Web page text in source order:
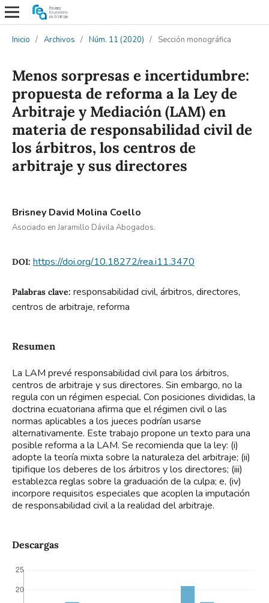
Inicio / Archivos / Núm. 11 (2020) / Sección monográfica
Menos sorpresas e incertidumbre:
propuesta de reforma a la Ley de
Arbitraje y Mediación (LAM) en
materia de responsabilidad civil de
los árbitros, los centros de
arbitraje y sus directores
Brisney David Molina Coello
Asociado en Jaramillo Dávila Abogados.
DOI: https://doi.org/10.18272/rea.i11.3470
Palabras clave: responsabilidad civil, árbitros, directores,
centros de arbitraje, reforma
Resumen
La LAM prevé responsabilidad civil para los árbitros,
centros de arbitraje y sus directores. Sin embargo, no la
regula con un régimen especial. Con posiciones divididas, la
doctrina ecuatoriana afirma que el régimen civil o las
normas aplicables a los jueces podrían usarse
alternativamente. Este trabajo propone un texto para una
posible reforma a la LAM. Se recomienda que la ley: (i)
adopte la teoría mixta sobre la naturaleza del arbitraje; (ii)
tipifique los deberes de los árbitros y los directores; (iii)
establezca reglas sobre la graduación de la culpa; e, (iv)
incorpore requisitos especiales que acoplen la imputación
de responsabilidad civil a la realidad del arbitraje.
Descargas